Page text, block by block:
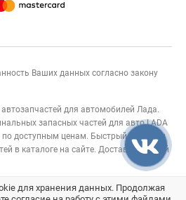
Ваших данных согласно закону
автозапчастей для автомобилей Лада.
запасных частей для авто LADA
по доступным ценам. Быстрый подбор и
в каталоге на сайте. Доставка по всей
права защищеныкарта сайта;
для хранения данных. Продолжая